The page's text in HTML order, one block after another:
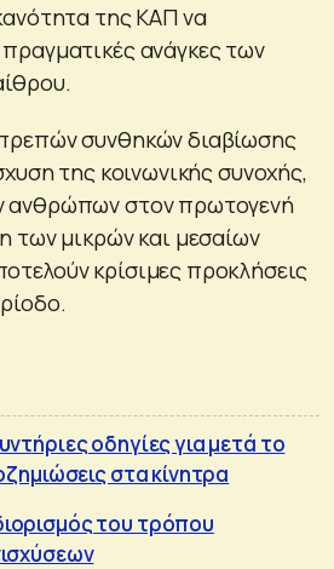
της ΚΑΠ να
ανάγκες των
συνθηκών διαβίωσης
της κοινωνικής συνοχής,
ανθρώπων στον πρωτογενή
των μικρών και μεσαίων
κρίσιμες προκλήσεις
οδηγίες για μετά το
στα κίνητρα
του τρόπου